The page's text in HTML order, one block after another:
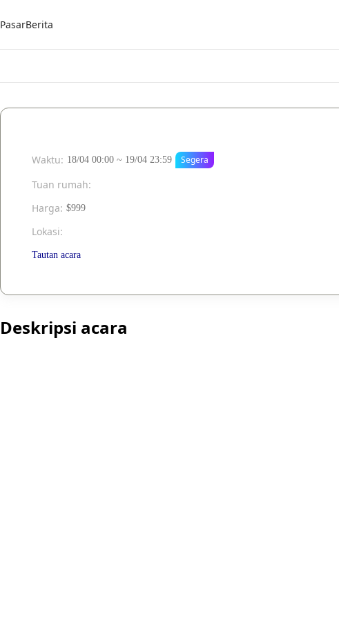
PasarBerita
Waktu: 18/04 00:00 ~ 19/04 23:59 Segera
Tuan rumah:
Harga: $999
Lokasi:
Tautan acara
Deskripsi acara